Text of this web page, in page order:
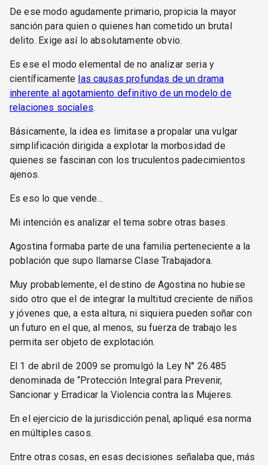
De ese modo agudamente primario, propicia la mayor
sanción para quien o quienes han cometido un brutal
delito. Exige así lo absolutamente obvio.
Es ese el modo elemental de no analizar seria y
científicamente las causas profundas de un drama
inherente al agotamiento definitivo de un modelo de
relaciones sociales.
Básicamente, la idea es limitase a propalar una vulgar
simplificación dirigida a explotar la morbosidad de
quienes se fascinan con los truculentos padecimientos
ajenos.
Es eso lo que vende…
Mi intención es analizar el tema sobre otras bases.
Agostina formaba parte de una familia perteneciente a la
población que supo llamarse Clase Trabajadora.
Muy probablemente, el destino de Agostina no hubiese
sido otro que el de integrar la multitud creciente de niños
y jóvenes que, a esta altura, ni siquiera pueden soñar con
un futuro en el que, al menos, su fuerza de trabajo les
permita ser objeto de explotación.
El 1 de abril de 2009 se promulgó la Ley N° 26.485
denominada de “Protección Integral para Prevenir,
Sancionar y Erradicar la Violencia contra las Mujeres.
En el ejercicio de la jurisdicción penal, apliqué esa norma
en múltiples casos.
Entre otras cosas, en esas decisiones señalaba que, más